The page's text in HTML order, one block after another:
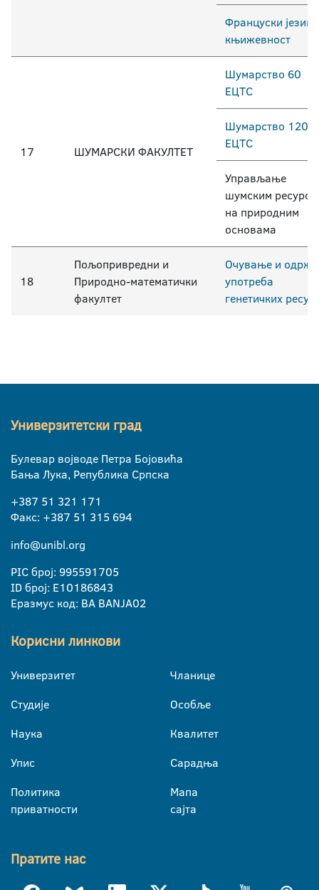
Француски језик
књижевност
17 ШУМАРСКИ ФАКУЛТЕТ
Шумарство 60
ЕЦТС
Шумарство 120
ЕЦТС
Управљање
шумским
на природним
основама
18
Пољопривредни и
Природно-математички
факултет
Очување и
употреба
генетичких
Универзитетски град
Булевар војводе Петра Бојовића
Бања Лука, Република Српска
+387 51 321 171
Факс: +387 51 315 694
info@unibl.org
PIC број: 995591705
ID број: E10186843
Еразмус код: BA BANJA02
Корисни линкови
Универзитет
Студије
Наука
Упис
Политика
приватности
Чланице
Особље
Квалитет
Сарадња
Мапа
сајта
Пратите нас